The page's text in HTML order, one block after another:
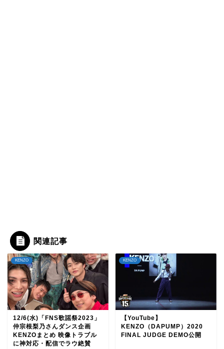
関連記事
KENZO
12/6(水)「FNS歌謡祭2023」
仲宗根梨乃さんダンス企画
KENZOまとめ 映像トラブル
に神対応・配信でラウ絶賛
KENZO
【YouTube】
KENZO（DAPUMP）2020
FINAL JUDGE DEMO公開